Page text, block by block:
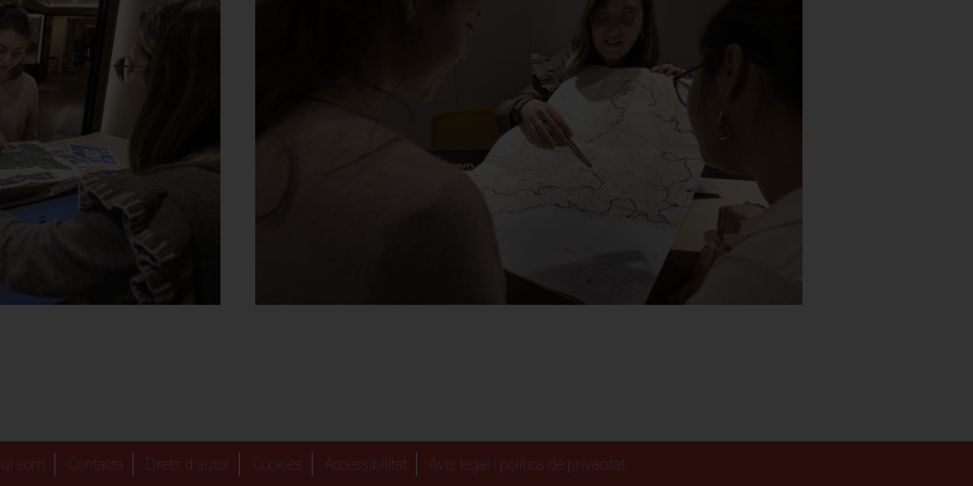
som Contacta Drets d'autor Accessibilitat Avís legal i política de privacitat